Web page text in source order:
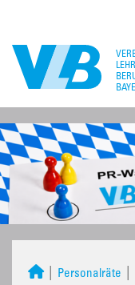
Personalräte